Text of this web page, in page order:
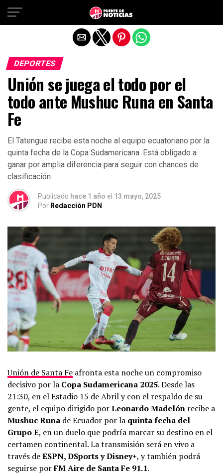
DEPORTES
Unión se juega el todo por el
todo ante Mushuc Runa en Santa
Fe
El Tatengue recibe esta noche al equipo ecuatoriano por la
quinta fecha de la Copa Sudamericana. Está obligado a
ganar por amplia diferencia para seguir con chances de
clasificación.
Publicado hace 1 año el 13 mayo, 2025
Por Redacción PDN
Unión de Santa Fe afronta esta noche un compromiso
decisivo por la Copa Sudamericana 2025. Desde las
21:30, en el Estadio 15 de Abril y con el respaldo de su
gente, el equipo dirigido porLeonardo Madelón recibe a
Mushuc Runa de Ecuador por la quinta fecha del
Grupo E, en un duelo que podría marcar su destino en el
certamen continental. La transmisión será en vivo a
través deESPN, DSports y Disney+, y también podrá
seguirse porFM Aire de Santa Fe 91.1.
Salir de la versión móvil